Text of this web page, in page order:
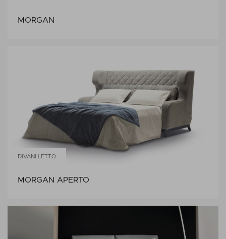
MORGAN
DIVANI LETTO
MORGAN APERTO